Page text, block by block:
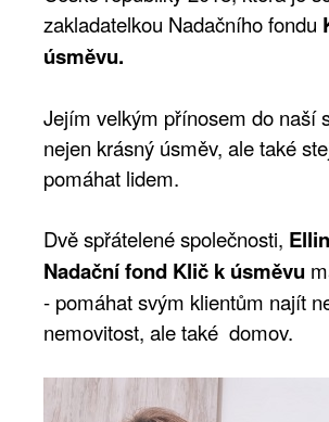
zakladatelkou Nadačního fondu
úsměvu.
Jejím velkým přínosem do naší
nejen krásný úsměv, ale také
pomáhat lidem.
Dvě spřátelené společnosti,
Nadační fond Klič k úsměvu
- pomáhat svým klientům najít
nemovitost, ale také domov.